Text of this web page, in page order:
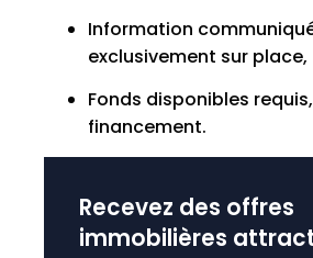
Information
exclusivement sur place,
Fonds disponibles
financement.
Recevez des offres
immobilières